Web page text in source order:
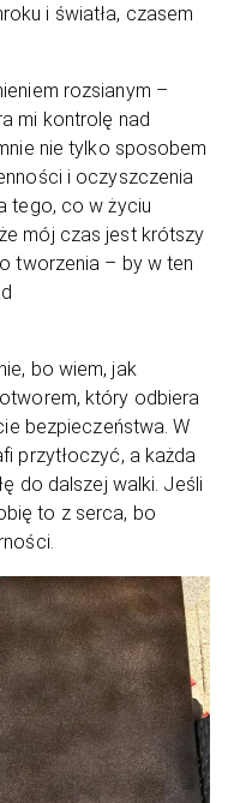
i światła, czasem
rozsianym –
mi kontrolę nad
nie tylko sposobem
i oczyszczenia
tego, co w życiu
mój czas jest krótszy
tworzenia – by w ten
bo wiem, jak
który odbiera
bezpieczeństwa. W
przytłoczyć, a każda
do dalszej walki. Jeśli
to z serca, bo